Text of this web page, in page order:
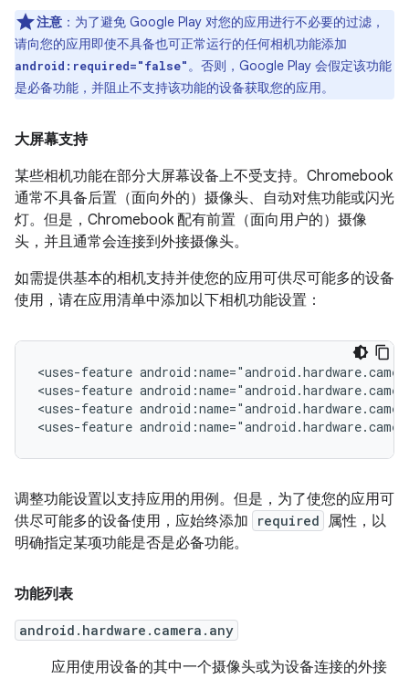
注意 ：为了避免 Google Play 对您的应用进行不必要的过滤，
请向您的应用即使不具备也可正常运行的任何相机功能添加
android:required="false"。否则，Google Play 会假定该功能
是必备功能，并阻止不支持该功能的设备获取您的应用。
大屏幕支持
某些相机功能在部分大屏幕设备上不受支持。Chromebook
通常不具备后置（面向外的）摄像头、自动对焦功能或闪光
灯。但是，Chromebook 配有前置（面向用户的）摄像
头，并且通常会连接到外接摄像头。
如需提供基本的相机支持并使您的应用可供尽可能多的设备
使用，请在应用清单中添加以下相机功能设置：
<uses-feature
<uses-feature
<uses-feature
<uses-feature
调整功能设置以支持应用的用例。但是，为了使您的应用可
供尽可能多的设备使用，应始终添加
required 属性，以
明确指定某项功能是否是必备功能。
功能列表
android.hardware.camera.any
应用使用设备的其中一个摄像头或为设备连接的外接